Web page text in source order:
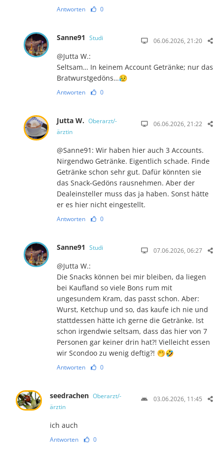
Antworten 0
Sanne91 Studi 06.06.2026, 21:20
@Jutta W.:
Seltsam… In keinem Account Getränke; nur das
Bratwurstgedöns…😥
Antworten 0
Jutta W. Oberarzt/-
ärztin
06.06.2026, 21:22
@Sanne91: Wir haben hier auch 3 Accounts.
Nirgendwo Getränke. Eigentlich schade. Finde
Getränke schon sehr gut. Dafür könnten sie
das Snack-Gedöns rausnehmen. Aber der
Dealeinsteller muss das ja haben. Sonst hätte
er es hier nicht eingestellt.
Antworten 0
Sanne91 Studi 07.06.2026, 06:27
@Jutta W.:
Die Snacks können bei mir bleiben, da liegen
bei Kaufland so viele Bons rum mit
ungesundem Kram, das passt schon. Aber:
Wurst, Ketchup und so, das kaufe ich nie und
stattdessen hätte ich gerne die Getränke. Ist
schon irgendwie seltsam, dass das hier von 7
Personen gar keiner drin hat?! Vielleicht essen
wir Scondoo zu wenig deftig?! 🤭🤣
Antworten 0
seedrachen Oberarzt/-
ärztin
03.06.2026, 11:45
ich auch
Antworten 0